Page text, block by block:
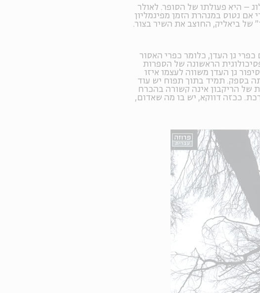
– היא פעולתו של הסופר. לאולר
אם נטוס במנהרת הזמן מפיגמליון
של ביאליק, החוצב את השיר בצור.
גן העדן, כלומר כפרי האסור
הראשונה של הספרות
גן העדן משווה לעצמו איזו
בספק. תמיד בתוך תפוח יש עוד
של הריקבון אינה קשורה בהכרח
ככזה דווקא, יש בו מה שאדום,